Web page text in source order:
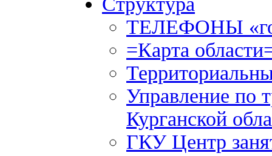
ТЕЛЕФОНЫ
=Карта
Управление по
Курганской
ГКУ Центр